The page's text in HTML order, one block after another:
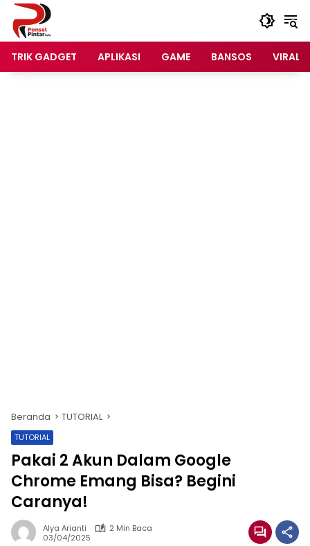
Langsung
konten
TRIK GADGET
APLIKASI GAME BANSOS VIRAL
Beranda TUTORIAL
TUTORIAL
Pakai 2 Akun Dalam Google
Chrome Emang Bisa? Begini
Caranya!
Alya Arianti
2 Min Baca
03/04/2025